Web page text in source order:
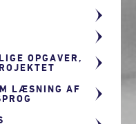
OPGAVER,
LÆSNING AF